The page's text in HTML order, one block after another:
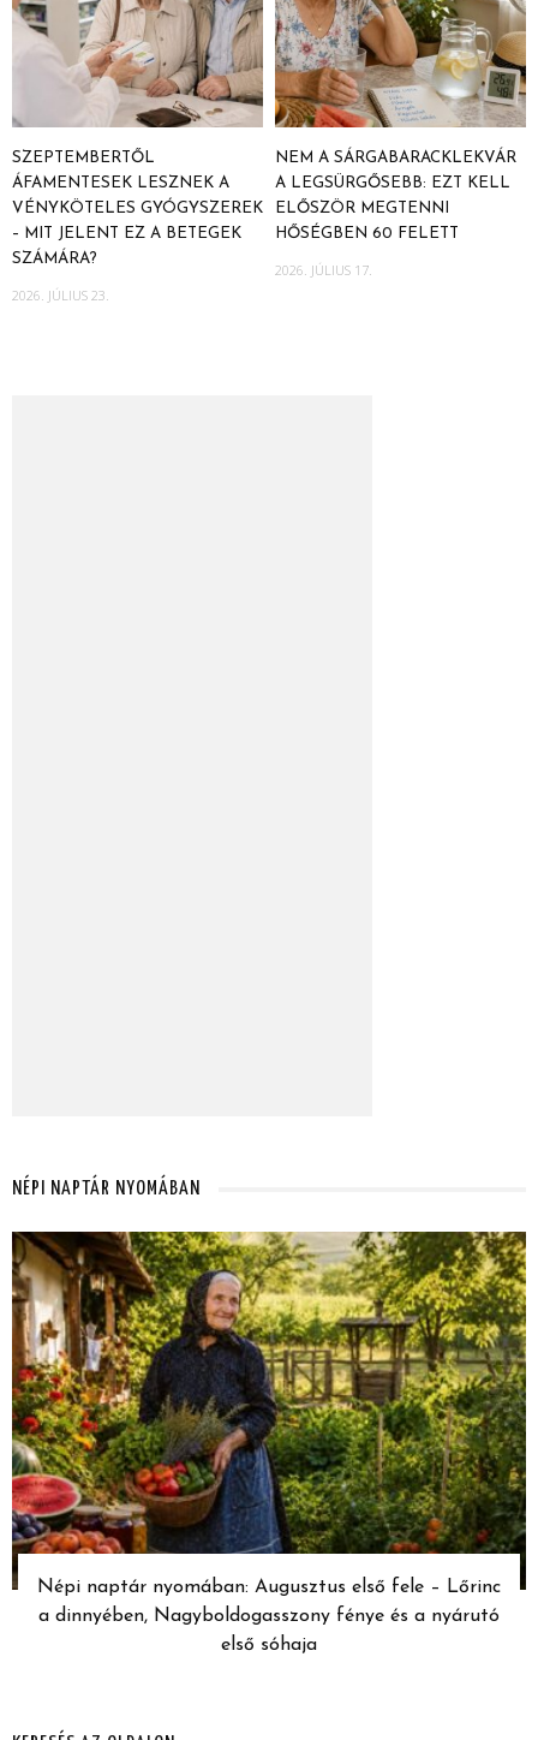
SZEPTEMBERTŐL
ÁFAMENTESEK LESZNEK A
VÉNYKÖTELES GYÓGYSZEREK
– MIT JELENT EZ A BETEGEK
SZÁMÁRA?
2026. JÚLIUS 23.
NEM A SÁRGABARACKLEKVÁR
A LEGSÜRGŐSEBB: EZT KELL
ELŐSZÖR MEGTENNI
HŐSÉGBEN 60 FELETT
2026. JÚLIUS 17.
NÉPI NAPTÁR NYOMÁBAN
Népi naptár nyomában: Augusztus első fele – Lőrinc
a dinnyében, Nagyboldogasszony fénye és a nyárutó
első sóhaja